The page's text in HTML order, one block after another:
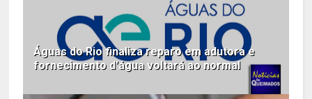
Águas do Rio finaliza reparo em adutora e
fornecimento d'água voltará ao normal